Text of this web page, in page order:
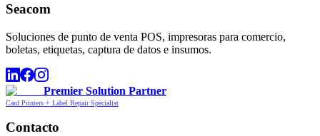
Seacom
Soluciones de punto de venta POS, impresoras para comercio,
boletas, etiquetas, captura de datos e insumos.
Premier Solution Partner
Card Printers + Label Repair Specialist
Contacto